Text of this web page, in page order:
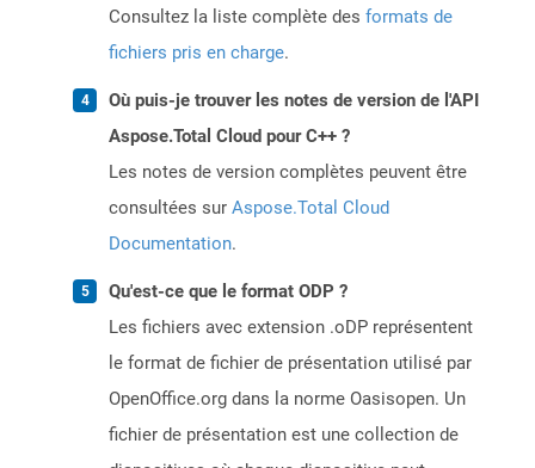
Consultez la liste complète des formats de
fichiers pris en charge.
Où puis-je trouver les notes de version de l'API
Aspose.Total Cloud pour C++ ?
Les notes de version complètes peuvent être
consultées sur Aspose.Total Cloud
Documentation.
Qu'est-ce que le format ODP ?
Les fichiers avec extension .oDP représentent
le format de fichier de présentation utilisé par
OpenOffice.org dans la norme Oasisopen. Un
fichier de présentation est une collection de